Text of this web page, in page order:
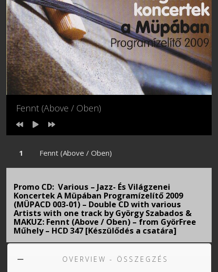
Fennt (Above / Oben)
Fennt (Above / Oben)
Promo CD: Various ‎– Jazz- És Világzenei
Koncertek A Müpában Programízelítő 2009
(MÜPACD 003-01) – Double CD with various
Artists with one track by György Szabados &
MAKUZ: Fennt (Above / Oben) – from GyörFree
Műhely – HCD 347 [Készülődés a csatára]
OVERVIEW - ÖSSZEGZÉS